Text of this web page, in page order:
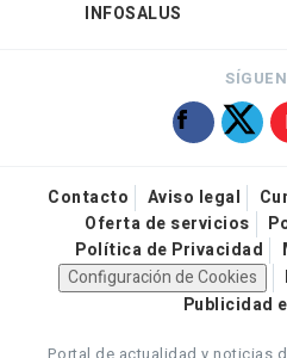
INFOSALUS
Contacto Aviso legal
Oferta de servicios
Política de Privacidad
Configuración de Cookies
Publicidad